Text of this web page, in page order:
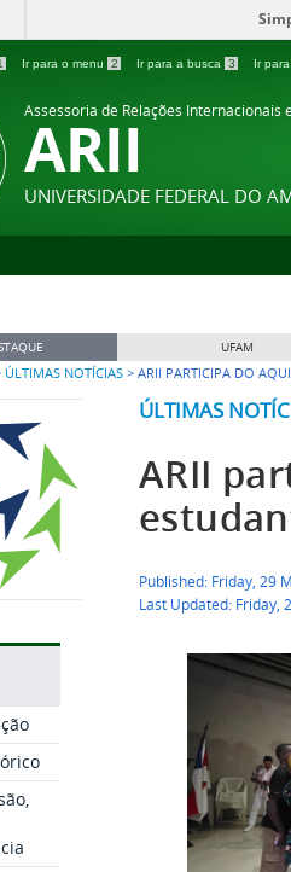
Ir para o menu 2 Ir para a busca 3 Ir
Assessoria de Relações Internacionais
ARII
UNIVERSIDADE FEDERAL DO
UFAM
ÚLTIMAS NOTÍCIAS > ARII PARTICIPA DO
ÚLTIMAS
ARII
Published: Friday, 29
Last Updated: Friday,